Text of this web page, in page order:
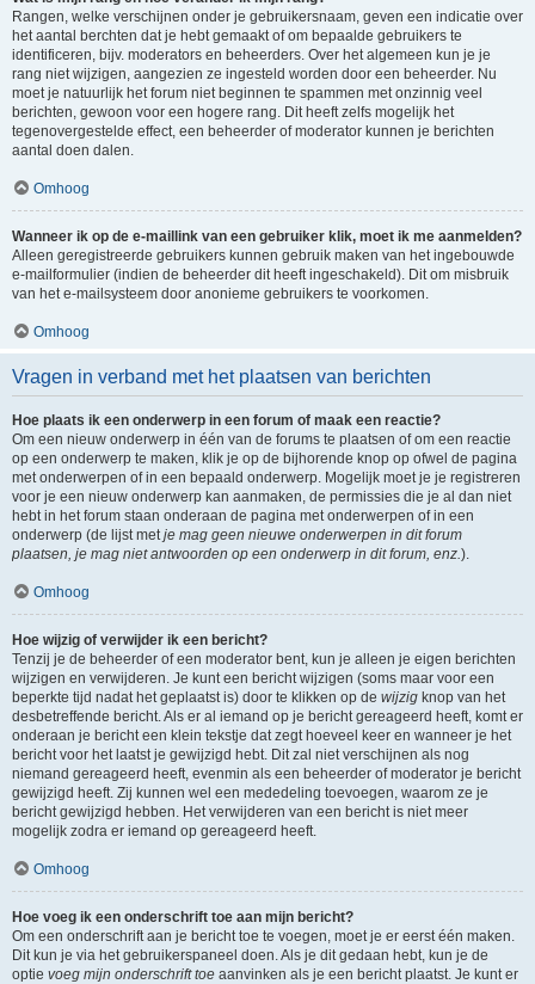
Rangen, welke verschijnen onder je gebruikersnaam, geven een indicatie over
het aantal berchten dat je hebt gemaakt of om bepaalde gebruikers te
identificeren, bijv. moderators en beheerders. Over het algemeen kun je je
rang niet wijzigen, aangezien ze ingesteld worden door een beheerder. Nu
moet je natuurlijk het forum niet beginnen te spammen met onzinnig veel
berichten, gewoon voor een hogere rang. Dit heeft zelfs mogelijk het
tegenovergestelde effect, een beheerder of moderator kunnen je berichten
aantal doen dalen.
Omhoog
Wanneer ik op de e-maillink van een gebruiker klik, moet ik me aanmelden?
Alleen geregistreerde gebruikers kunnen gebruik maken van het ingebouwde
e-mailformulier (indien de beheerder dit heeft ingeschakeld). Dit om misbruik
van het e-mailsysteem door anonieme gebruikers te voorkomen.
Omhoog
Vragen in verband met het plaatsen van berichten
Hoe plaats ik een onderwerp in een forum of maak een reactie?
Om een nieuw onderwerp in één van de forums te plaatsen of om een reactie
op een onderwerp te maken, klik je op de bijhorende knop op ofwel de pagina
met onderwerpen of in een bepaald onderwerp. Mogelijk moet je je registreren
voor je een nieuw onderwerp kan aanmaken, de permissies die je al dan niet
hebt in het forum staan onderaan de pagina met onderwerpen of in een
onderwerp (de lijst metje mag geen nieuwe onderwerpen in dit forum
plaatsen, je mag niet antwoorden op een onderwerp in dit forum, enz.).
Omhoog
Hoe wijzig of verwijder ik een bericht?
Tenzij je de beheerder of een moderator bent, kun je alleen je eigen berichten
wijzigen en verwijderen. Je kunt een bericht wijzigen (soms maar voor een
beperkte tijd nadat het geplaatst is) door te klikken op de wijzig knop van het
desbetreffende bericht. Als er al iemand op je bericht gereageerd heeft, komt er
onderaan je bericht een klein tekstje dat zegt hoeveel keer en wanneer je het
bericht voor het laatst je gewijzigd hebt. Dit zal niet verschijnen als nog
niemand gereageerd heeft, evenmin als een beheerder of moderator je bericht
gewijzigd heeft. Zij kunnen wel een mededeling toevoegen, waarom ze je
bericht gewijzigd hebben. Het verwijderen van een bericht is niet meer
mogelijk zodra er iemand op gereageerd heeft.
Omhoog
Hoe voeg ik een onderschrift toe aan mijn bericht?
Om een onderschrift aan je bericht toe te voegen, moet je er eerst één maken.
Dit kun je via het gebruikerspaneel doen. Als je dit gedaan hebt, kun je de
optie voeg mijn onderschrift toe aanvinken als je een bericht plaatst. Je kunt er